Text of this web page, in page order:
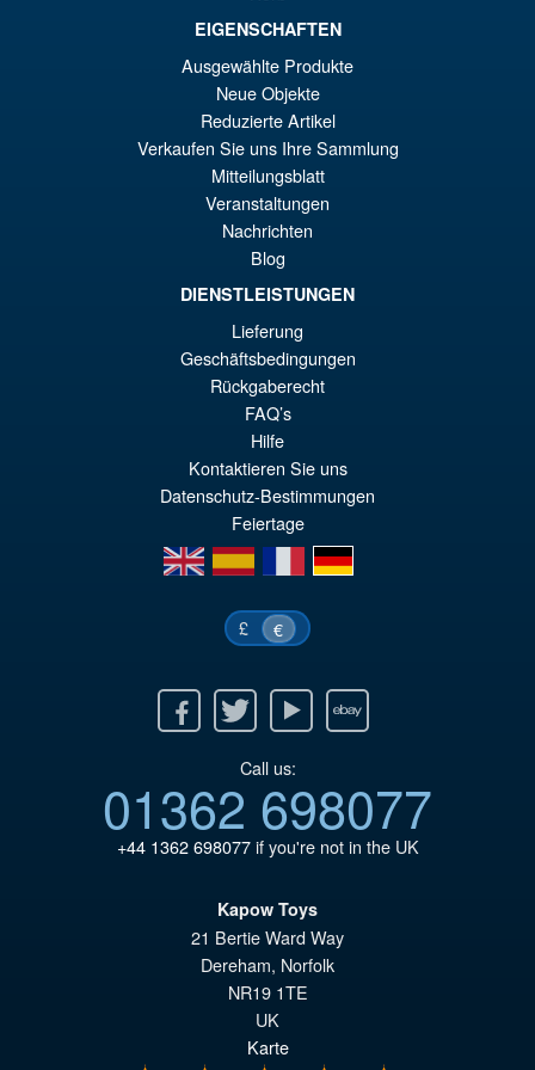
PRÉ COMMANDE
S.H. Figuarts Dragon Ball Z
Super Saiyan Son Goku (
Legendary ) Reissue
PRÉ COMMANDE
EIGENSCHAFTEN
Ausgewählte Produkte
Neue Objekte
Reduzierte Artikel
Verkaufen Sie uns Ihre Sammlung
Mitteilungsblatt
Veranstaltungen
Nachrichten
Blog
DIENSTLEISTUNGEN
Lieferung
Geschäftsbedingungen
Rückgaberecht
FAQ’s
Hilfe
Kontaktieren Sie uns
Datenschutz-Bestimmungen
Feiertage
en
es fr de
£ €
Twitter Youtube Ebay
Call us:
01362 698077
+44 1362 698077if you're not in the UK
Kapow Toys
21 Bertie Ward Way
Dereham, Norfolk
NR19 1TE
UK
Karte